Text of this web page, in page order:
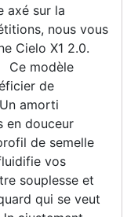
axé sur la
nous vous
Cielo X1 2.0.
Ce modèle
de
amorti
en douceur
de semelle
vos
souplesse et
qui se veut